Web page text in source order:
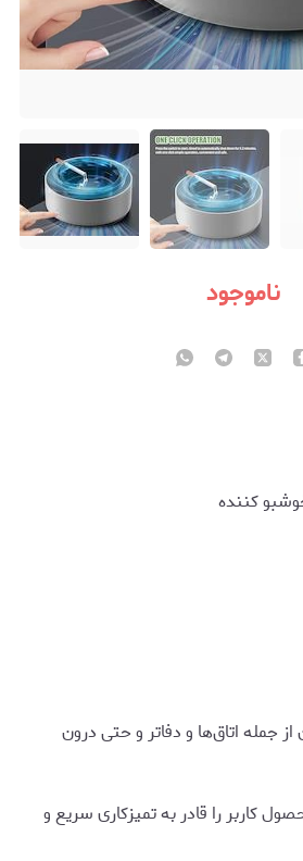
ناموجود
کننده
جمله اتاق‌ها و دفاتر و حتی درون
کاربر را قادر به تمیزکاری سریع و